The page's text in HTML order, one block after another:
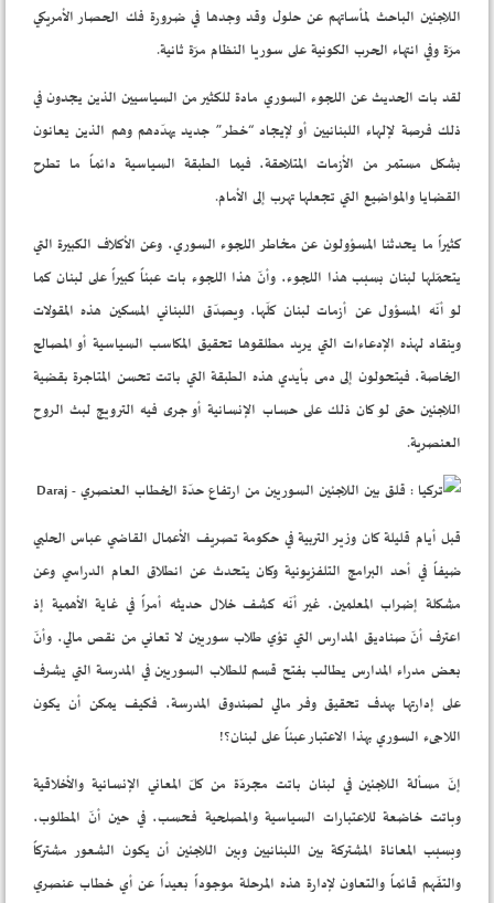
اللاجئين الباحث لمأساتهم عن حلول وقد وجدها في ضرورة فك الحصار الأمريكي
مرّة وفي انتهاء الحرب الكونية على سوريا النظام مرّة ثانية.
لقد بات الحديث عن اللجوء السوري مادة للكثير من السياسيين الذين يجدون في
ذلك فرصة لإلهاء اللبنانيين أو لإيجاد “خطر” جديد يهدّدهم وهم الذين يعانون
بشكل مستمر من الأزمات المتلاحقة، فيما الطبقة السياسية دائماً ما تطرح
القضايا والمواضيع التي تجعلها تهرب إلى الأمام.
كثيراً ما يحدثنا المسؤولون عن مخاطر اللجوء السوري، وعن الأكلاف الكبيرة التي
يتحمّلها لبنان بسبب هذا اللجوء، وأنّ هذا اللجوء بات عبئاً كبيراً على لبنان كما
لو أنّه المسؤول عن أزمات لبنان كلّها، ويصدّق اللبناني المسكين هذه المقولات
وينقاد لهذه الإدعاءات التي يريد مطلقوها تحقيق المكاسب السياسية أو المصالح
الخاصة، فيتحولون إلى دمى بأيدي هذه الطبقة التي باتت تحسن المتاجرة بقضية
اللاجئين حتى لو كان ذلك على حساب الإنسانية أو جرى فيه الترويج لبث الروح
العنصرية.
قبل أيام قليلة كان وزير التربية في حكومة تصريف الأعمال القاضي عباس الحلبي
ضيفاً في أحد البرامج التلفزيونية وكان يتحدث عن انطلاق العام الدراسي وعن
مشكلة إضراب المعلمين، غير أنّه كشف خلال حديثه أمراً في غاية الأهمية إذ
اعترف أنّ صناديق المدارس التي تؤي طلاب سوريين لا تعاني من نقص مالي، وأنّ
بعض مدراء المدارس يطالب بفتح قسم للطلاب السوريين في المدرسة التي يشرف
على إدارتها بهدف تحقيق وفر مالي لصندوق المدرسة، فكيف يمكن أن يكون
اللاجىء السوري بهذا الاعتبار عبئاً على لبنان؟!
إنّ مسألة اللاجئين في لبنان باتت مجردّة من كلّ المعاني الإنسانية والأخلاقية
وباتت خاضعة للاعتبارات السياسية والمصلحية فحسب، في حين أنّ المطلوب،
وبسبب المعاناة المشتركة بين اللبنانيين وبين اللاجئين أن يكون الشعور مشتركاً
والتفّهم قائماً والتعاون لإدارة هذه المرحلة موجوداً بعيداً عن أي خطاب عنصري